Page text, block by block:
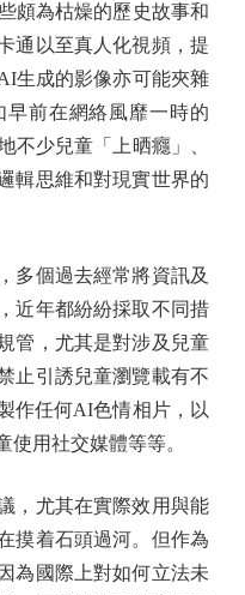
頗為枯燥的歷史故事和
通以至真人化視頻，提
生成的影像亦可能夾雜
前在網絡風靡一時的
不少兒童「上晒癮」、
輯思維和對現實世界的
個過去經常將資訊及
近年都紛紛採取不同措
管，尤其是對涉及兒童
止引誘兒童瀏覽載有不
作任何AI色情相片，以
用社交媒體等等。
尤其在實際效用與能
摸着石頭過河。但作為
為國際上對如何立法未